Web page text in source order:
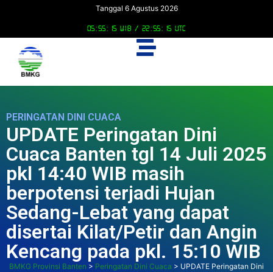
Tanggal 6 Agustus 2026
05:55:16 WIB / 22:55:16 UTC
PERINGATAN DINI CUACA
UPDATE Peringatan Dini
Cuaca Banten tgl 14 Juli 2025
pkl 14:40 WIB masih
berpotensi terjadi Hujan
Sedang-Lebat yang dapat
disertai Kilat/Petir dan Angin
Kencang pada pkl. 15:10 WIB
BMKG Provinsi Banten > Peringatan Dini Cuaca > UPDATE Peringatan Dini